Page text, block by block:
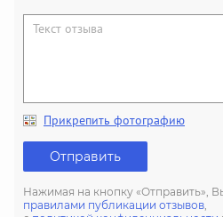
Прикрепить фотографию
Отправить
Нажимая на кнопку «Отправить»,
правилами публикации отзывов,